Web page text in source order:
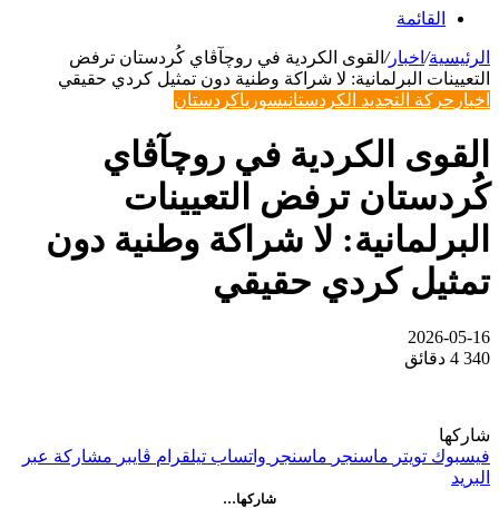
القائمة
الرئيسية/ اخبار/ القوى الكردية في روچآڤاي كُردستان ترفض
التعيينات البرلمانية: لا شراكة وطنية دون تمثيل كردي حقيقي
اخبار حركة التجديد الكردستانيسورياكردستان
القوى الكردية في روچآڤاي
كُردستان ترفض التعيينات
البرلمانية: لا شراكة وطنية دون
تمثيل كردي حقيقي
2026-05-16
340 4 دقائق
شاركها
فيسبوك تويتر ماسنجر ماسنجر واتساب تيلقرام ڤايبر مشاركة عبر
البريد
شاركها…